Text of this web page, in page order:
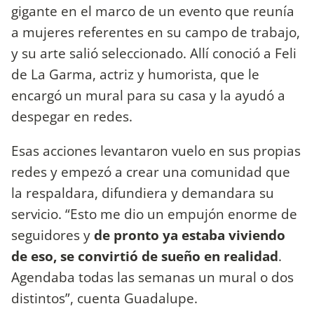
gigante en el marco de un evento que reunía
a mujeres referentes en su campo de trabajo,
y su arte salió seleccionado. Allí conoció a Feli
de La Garma, actriz y humorista, que le
encargó un mural para su casa y la ayudó a
despegar en redes.
Esas acciones levantaron vuelo en sus propias
redes y empezó a crear una comunidad que
la respaldara, difundiera y demandara su
servicio. “Esto me dio un empujón enorme de
seguidores yde pronto ya estaba viviendo
de eso, se convirtió de sueño en realidad.
Agendaba todas las semanas un mural o dos
distintos”, cuenta Guadalupe.